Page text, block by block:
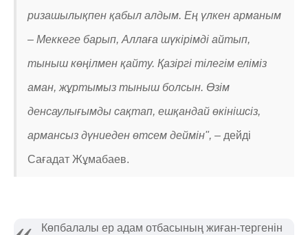
ризашылықпен қабыл алдым. Ең үлкен арманым
– Меккеге барып, Аллаға шүкірімді айтып,
тыныш көңілмен қайту. Қазіргі тілегім еліміз
аман, жұртымыз тыныш болсын. Өзім
денсаулығымды сақтап, ешқандай өкінішсіз,
армансыз дүниеден өтсем деймін", – дейді
Сағадат Жұмабаев.
Көпбалалы ер адам отбасының жиған-тергенін